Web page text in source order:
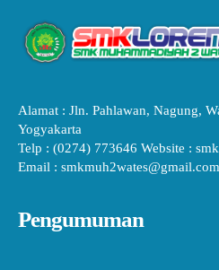
Alamat : Jln. Pahlawan, Nagung,
Yogyakarta
Telp : (0274) 773646 Website :
Email : smkmuh2wates@gmail.com
Pengumuman